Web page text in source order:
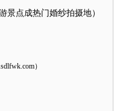
点成热门婚纱拍摄地）
）